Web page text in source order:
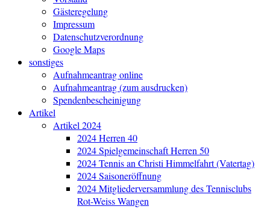
Gästeregelung
Impressum
Datenschutzverordnung
Google Maps
sonstiges
Aufnahmeantrag online
Aufnahmeantrag (zum ausdrucken)
Spendenbescheinigung
Artikel
Artikel 2024
2024 Herren 40
2024 Spielgemeinschaft Herren 50
2024 Tennis an Christi Himmelfahrt (Vatertag)
2024 Saisoneröffnung
2024 Mitgliederversammlung des Tennisclubs
Rot-Weiss Wangen